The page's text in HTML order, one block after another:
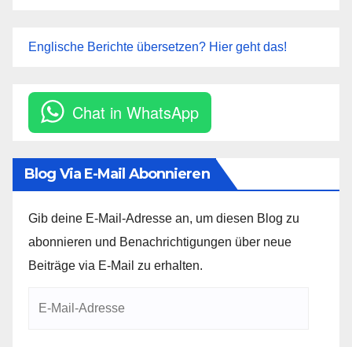
Englische Berichte übersetzen? Hier geht das!
Chat in WhatsApp
Blog Via E-Mail Abonnieren
Gib deine E-Mail-Adresse an, um diesen Blog zu
abonnieren und Benachrichtigungen über neue
Beiträge via E-Mail zu erhalten.